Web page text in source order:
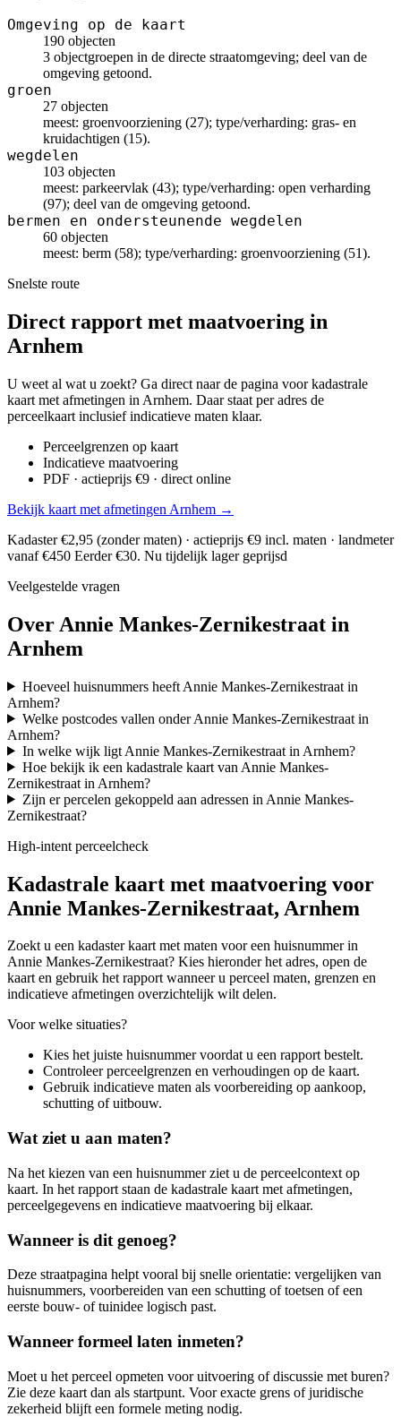
Omgeving op de kaart
190 objecten
3 objectgroepen in de directe straatomgeving; deel van de
omgeving getoond.
groen
27 objecten
meest: groenvoorziening (27); type/verharding: gras- en
kruidachtigen (15).
wegdelen
103 objecten
meest: parkeervlak (43); type/verharding: open verharding
(97); deel van de omgeving getoond.
bermen en ondersteunende wegdelen
60 objecten
meest: berm (58); type/verharding: groenvoorziening (51).
Snelste route
Direct rapport met maatvoering in
Arnhem
U weet al wat u zoekt? Ga direct naar de pagina voor kadastrale
kaart met afmetingen in Arnhem. Daar staat per adres de
perceelkaart inclusief indicatieve maten klaar.
Perceelgrenzen op kaart
Indicatieve maatvoering
PDF · actieprijs €9 · direct online
Bekijk kaart met afmetingen Arnhem →
Kadaster €2,95 (zonder maten) · actieprijs €9 incl. maten · landmeter
vanaf €450 Eerder €30. Nu tijdelijk lager geprijsd
Veelgestelde vragen
Over Annie Mankes-Zernikestraat in
Arnhem
Hoeveel huisnummers heeft Annie Mankes-Zernikestraat in
Arnhem?
Welke postcodes vallen onder Annie Mankes-Zernikestraat in
Arnhem?
In welke wijk ligt Annie Mankes-Zernikestraat in Arnhem?
Hoe bekijk ik een kadastrale kaart van Annie Mankes-
Zernikestraat in Arnhem?
Zijn er percelen gekoppeld aan adressen in Annie Mankes-
Zernikestraat?
High-intent perceelcheck
Kadastrale kaart met maatvoering voor
Annie Mankes-Zernikestraat, Arnhem
Zoekt u een kadaster kaart met maten voor een huisnummer in
Annie Mankes-Zernikestraat? Kies hieronder het adres, open de
kaart en gebruik het rapport wanneer u perceel maten, grenzen en
indicatieve afmetingen overzichtelijk wilt delen.
Voor welke situaties?
Kies het juiste huisnummer voordat u een rapport bestelt.
Controleer perceelgrenzen en verhoudingen op de kaart.
Gebruik indicatieve maten als voorbereiding op aankoop,
schutting of uitbouw.
Wat ziet u aan maten?
Na het kiezen van een huisnummer ziet u de perceelcontext op
kaart. In het rapport staan de kadastrale kaart met afmetingen,
perceelgegevens en indicatieve maatvoering bij elkaar.
Wanneer is dit genoeg?
Deze straatpagina helpt vooral bij snelle orientatie: vergelijken van
huisnummers, voorbereiden van een schutting of toetsen of een
eerste bouw- of tuinidee logisch past.
Wanneer formeel laten inmeten?
Moet u het perceel opmeten voor uitvoering of discussie met buren?
Zie deze kaart dan als startpunt. Voor exacte grens of juridische
zekerheid blijft een formele meting nodig.